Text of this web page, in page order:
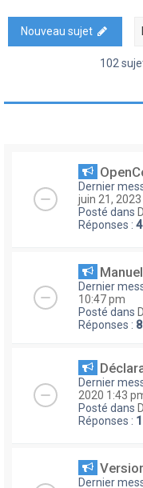
Nouveau sujet
102
Dernier
juin 21,
Posté dans
Réponses :
Dernier
10:47 pm
Posté dans
Réponses : 8
Dernier
2020 1:43
Posté dans
Réponses :
Dernier